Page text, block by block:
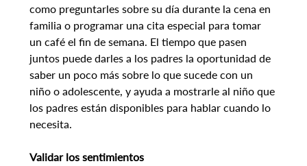
como preguntarles sobre su día durante la cena en
familia o programar una cita especial para tomar
un café el fin de semana. El tiempo que pasen
juntos puede darles a los padres la oportunidad de
saber un poco más sobre lo que sucede con un
niño o adolescente, y ayuda a mostrarle al niño que
los padres están disponibles para hablar cuando lo
necesita.
Validar los sentimientos